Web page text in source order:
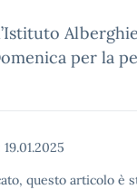
per la
19.01.2025
questo articolo è